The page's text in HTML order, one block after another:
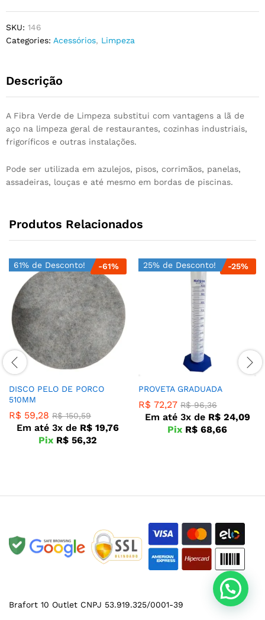
SKU: 146
Categories: Acessórios, Limpeza
Descrição
A Fibra Verde de Limpeza substitui com vantagens a lã de
aço na limpeza geral de restaurantes, cozinhas industriais,
frigoríficos e outras instalações.
Pode ser utilizada em azulejos, pisos, corrimãos, panelas,
assadeiras, louças e até mesmo em bordas de piscinas.
Produtos Relacionados
61% de Desconto! -61%
DISCO PELO DE PORCO
510MM
R$ 59,28 R$150,59
Em até 3x de R$ 19,76
Pix R$ 56,32
25% de Desconto! -25%
PROVETA GRADUADA
R$ 72,27 R$96,36
Em até 3x de R$24,09
Pix R$ 68,66
Brafort 10 Outlet CNPJ 53.919.325/0001-39